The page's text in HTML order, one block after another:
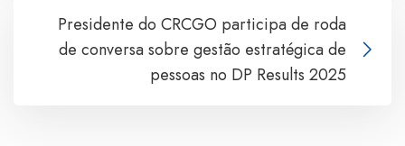
Presidente do CRCGO participa de roda
de conversa sobre gestão estratégica de
pessoas no DP Results 2025